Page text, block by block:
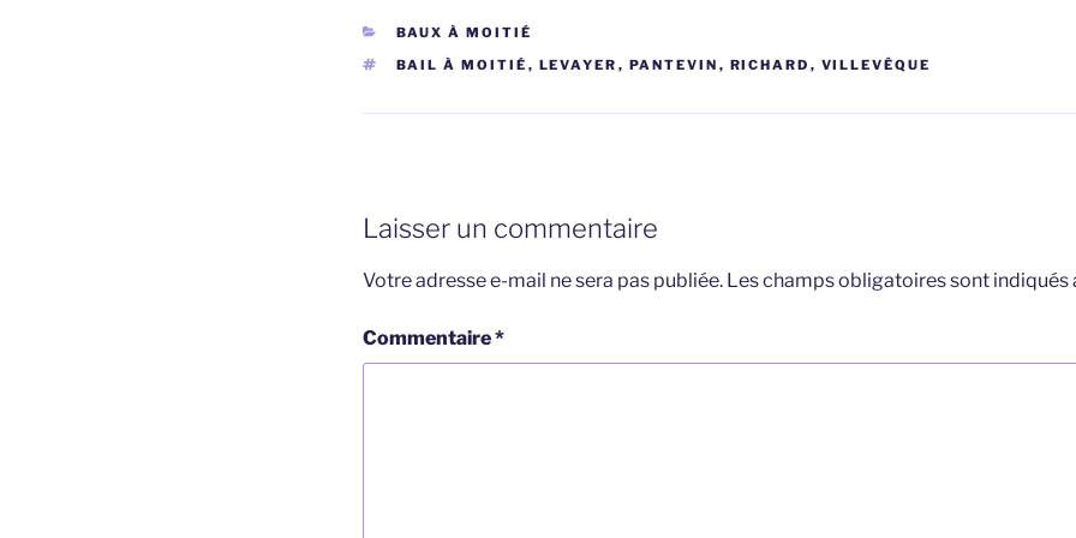
CATÉGORIES
BAUX À MOITIÉ
ÉTIQUETTES
BAIL À MOITIÉ , LEVAYER , PANTEVIN , RICHARD , VILLEVÊQUE
Laisser un commentaire
Votre adresse e-mail ne sera pas publiée. Les champs obligatoires sont indiqués
Commentaire*